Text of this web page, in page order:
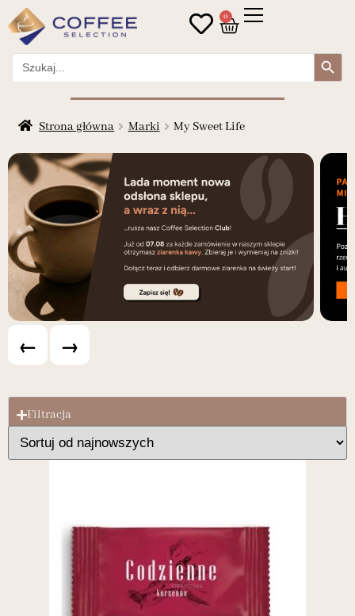
0
Search
for:
Search Button
Strona główna Marki My Sweet Life
← →
Filtracja